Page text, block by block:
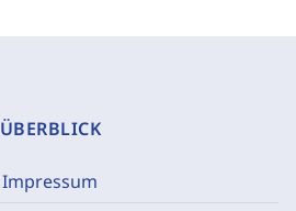
ÜBERBLICK
Impressum